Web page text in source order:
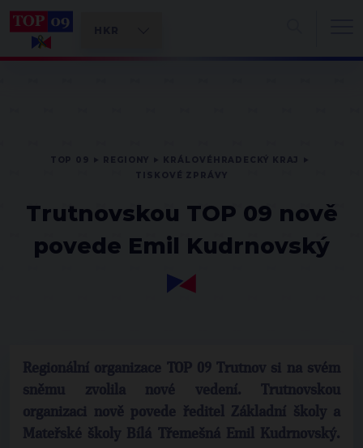
Trutnovskou TOP 09 nově
povede Emil Kudrnovský
Regionální organizace TOP 09 Trutnov si na svém
sněmu zvolila nové vedení. Trutnovskou
organizaci nově povede ředitel Základní školy a
Mateřské školy Bílá Třemešná
Emil Kudrnovský.